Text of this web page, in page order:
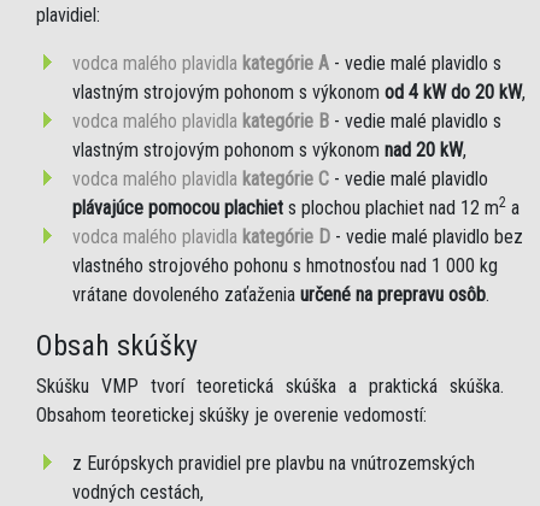
plavidiel:
vodca malého plavidla kategórie A - vedie malé plavidlo s
vlastným strojovým pohonom s výkonom od 4 kW do 20 kW,
vodca malého plavidla kategórie B - vedie malé plavidlo s
vlastným strojovým pohonom s výkonom nad 20 kW,
vodca malého plavidla kategórie C - vedie malé plavidlo
plávajúce pomocou plachiet s plochou plachiet nad 12 m2 a
vodca malého plavidla kategórie D - vedie malé plavidlo bez
vlastného strojového pohonu s hmotnosťou nad 1 000 kg
vrátane dovoleného zaťaženia určené na prepravu osôb.
Obsah skúšky
Skúšku VMP tvorí teoretická skúška a praktická skúška.
Obsahom teoretickej skúšky je overenie vedomostí:
z Európskych pravidiel pre plavbu na vnútrozemských
vodných cestách,